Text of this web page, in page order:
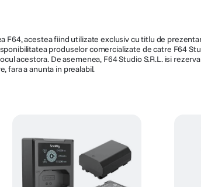
acestea fiind utilizate exclusiv cu titlu de
produselor comercializate de catre F64
acestora. De asemenea, F64 Studio S.R.L. isi
fara a anunta in prealabil.